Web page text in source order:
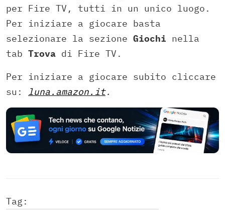
per Fire TV, tutti in un unico luogo.
Per iniziare a giocare basta
selezionare la sezione Giochi nella
tab Trova di Fire TV.
Per iniziare a giocare subito cliccare
su: luna.amazon.it.
Tag: